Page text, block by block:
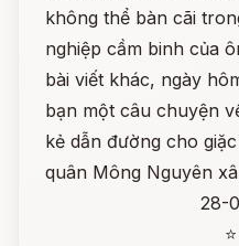
không thể bàn cãi
nghiệp cầm binh của
bài viết khác, ngày
bạn một câu chuyện
kẻ dẫn đường cho
quân Mông Nguyên
28-